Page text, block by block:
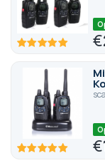
100 100 €
100 100 €